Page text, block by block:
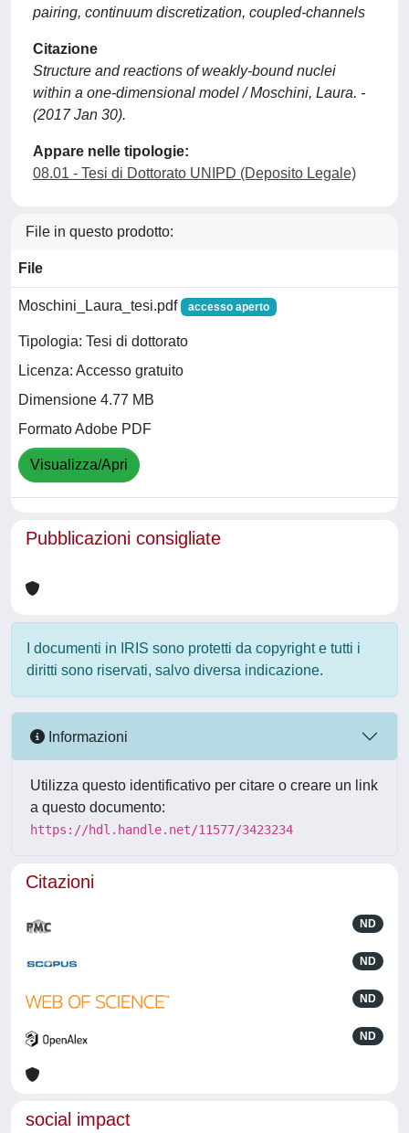
pairing, continuum discretization, coupled-channels
Citazione
Structure and reactions of weakly-bound nuclei
within a one-dimensional model / Moschini, Laura. -
(2017 Jan 30).
Appare nelle tipologie:
08.01 - Tesi di Dottorato UNIPD (Deposito Legale)
File in questo prodotto:
File
Moschini_Laura_tesi.pdf accesso aperto
Tipologia: Tesi di dottorato
Licenza: Accesso gratuito
Dimensione 4.77 MB
Formato Adobe PDF
Visualizza/Apri
Pubblicazioni consigliate
I documenti in IRIS sono protetti da copyright e tutti i
diritti sono riservati, salvo diversa indicazione.
Informazioni
Utilizza questo identificativo per citare o creare un link
a questo documento:
https://hdl.handle.net/11577/3423234
Citazioni
ND
ND
ND
ND
social impact